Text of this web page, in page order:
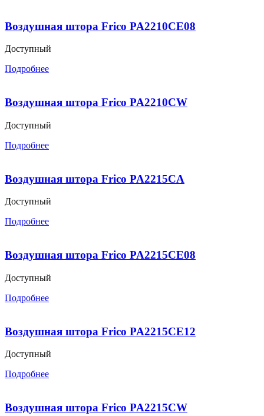
Воздушная штора Frico PA2210CE08
Доступный
Подробнее
Воздушная штора Frico PA2210CW
Доступный
Подробнее
Воздушная штора Frico PA2215CA
Доступный
Подробнее
Воздушная штора Frico PA2215CE08
Доступный
Подробнее
Воздушная штора Frico PA2215CE12
Доступный
Подробнее
Воздушная штора Frico PA2215CW